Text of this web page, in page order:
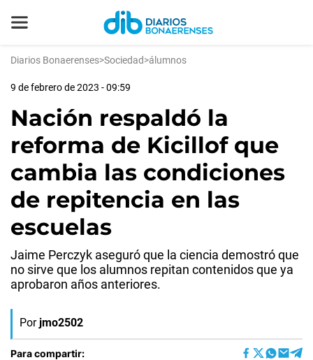
Diarios Bonaerenses>Sociedad>álumnos
9 de febrero de 2023 - 09:59
Nación respaldó la
reforma de Kicillof que
cambia las condiciones
de repitencia en las
escuelas
Jaime Perczyk aseguró que la ciencia demostró que
no sirve que los alumnos repitan contenidos que ya
aprobaron años anteriores.
Por jmo2502
Para compartir: